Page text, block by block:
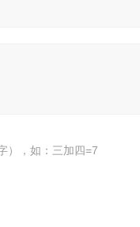
），如：三加四=7